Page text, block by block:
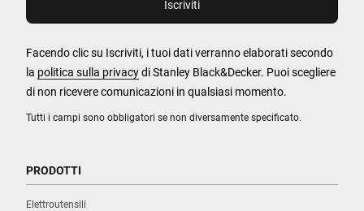
Tutti i campi sono obbligatori se non diversamente specificato.
Facendo clic su Iscriviti, i tuoi dati verranno elaborati secondo
la politica sulla privacydi Stanley Black&Decker. Puoi scegliere
di non ricevere comunicazioni in qualsiasi momento.
PRODOTTI
Elettroutensili